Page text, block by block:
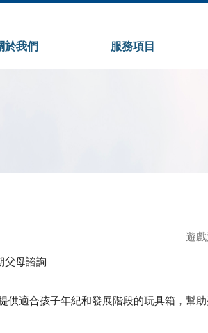
於我們 服務項目
遊
父母諮詢
供適合孩子年紀和發展階段的玩具箱，幫